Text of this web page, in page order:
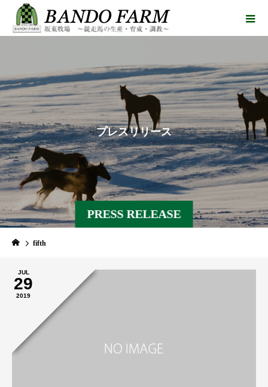
PRESS RELEASE
プレスリリース
fifth
JUL
29
2019